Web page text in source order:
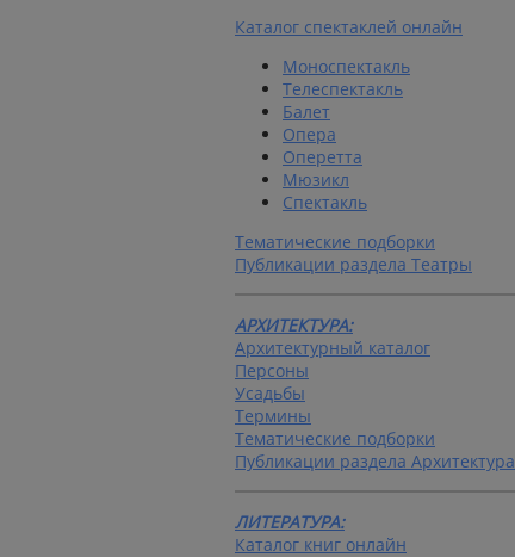
Каталог спектаклей онлайн
Моноспектакль
Телеспектакль
Балет
Опера
Оперетта
Мюзикл
Спектакль
Тематические подборки
Публикации раздела Театры
АРХИТЕКТУРА:
Архитектурный каталог
Персоны
Усадьбы
Термины
Тематические подборки
Публикации раздела Архитектура
ЛИТЕРАТУРА:
Каталог книг онлайн